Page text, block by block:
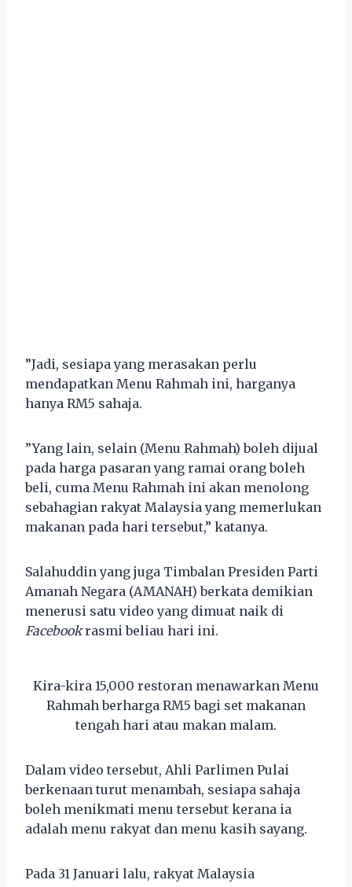
”Jadi, sesiapa yang merasakan perlu
mendapatkan Menu Rahmah ini, harganya
hanya RM5 sahaja.
”Yang lain, selain (Menu Rahmah) boleh dijual
pada harga pasaran yang ramai orang boleh
beli, cuma Menu Rahmah ini akan menolong
sebahagian rakyat Malaysia yang memerlukan
makanan pada hari tersebut,” katanya.
Salahuddin yang juga Timbalan Presiden Parti
Amanah Negara (AMANAH) berkata demikian
menerusi satu video yang dimuat naik di
Facebookrasmi beliau hari ini.
Kira-kira 15,000 restoran menawarkan Menu
Rahmah berharga RM5 bagi set makanan
tengah hari atau makan malam.
Dalam video tersebut, Ahli Parlimen Pulai
berkenaan turut menambah, sesiapa sahaja
boleh menikmati menu tersebut kerana ia
adalah menu rakyat dan menu kasih sayang.
Pada 31 Januari lalu, rakyat Malaysia